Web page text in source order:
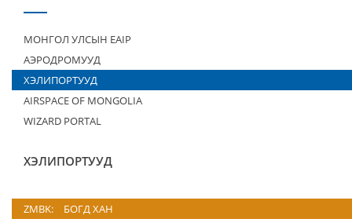
МОНГОЛ УЛСЫН EAIP
АЭРОДРОМУУД
ХЭЛИПОРТУУД
AIRSPACE OF MONGOLIA
WIZARD PORTAL
ХЭЛИПОРТУУД
ZMBK: БОГД ХАН